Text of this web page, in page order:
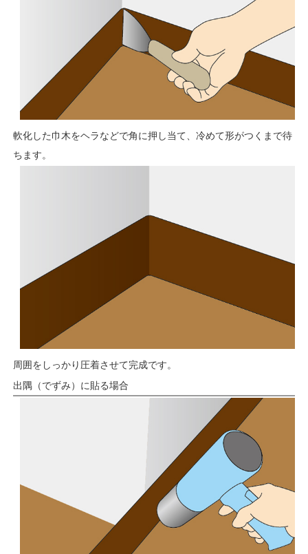
軟化した巾木をヘラなどで角に押し当て、冷めて形がつくまで待
ちます。
周囲をしっかり圧着させて完成です。
出隅（でずみ）に貼る場合